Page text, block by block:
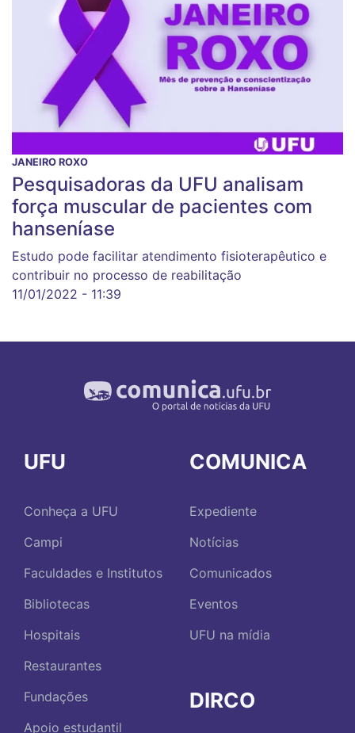
JANEIRO ROXO
Pesquisadoras da UFU analisam
força muscular de pacientes com
hanseníase
Estudo pode facilitar atendimento fisioterapêutico e
contribuir no processo de reabilitação
11/01/2022 - 11:39
UFU
Conheça a UFU
Campi
Faculdades e Institutos
Bibliotecas
Hospitais
Restaurantes
Fundações
Apoio estudantil
COMUNICA
Expediente
Notícias
Comunicados
Eventos
UFU na mídia
DIRCO